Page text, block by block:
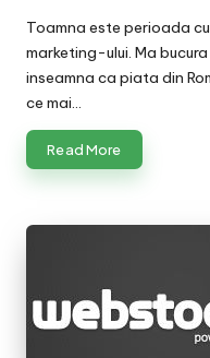
Toamna este perioada
marketing-ului. Ma
inseamna ca piata din
ce mai…
Read More